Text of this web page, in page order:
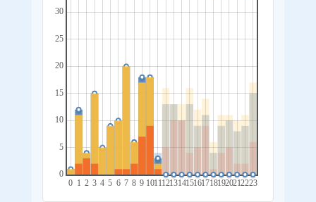
0 1 2 3 4 5 6 7 8 9 1011121314151617181920212223
0
5
10
15
20
25
30